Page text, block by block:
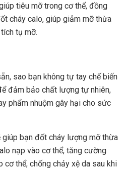
tiêu mỡ trong cơ thể, đồng
cháy calo, giúp giảm mỡ thừa
tụ mỡ.
sao bạn không tự tay chế biến
đảm bảo chất lượng tự nhiên,
phẩm nhuộm gây hại cho sức
bạn đốt cháy lượng mỡ thừa
nạp vào cơ thể, tăng cường
cơ thể, chống chảy xệ da sau khi